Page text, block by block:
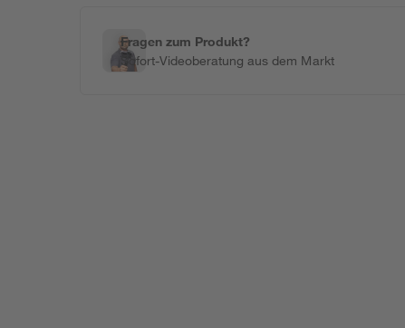
Fragen zum Produkt?
Sofort-Videoberatung aus dem Markt